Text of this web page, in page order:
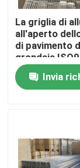
Casa
Circa noi
La griglia di
all'aperto
di pavimento
grondaia
griglia
corrosione
Invia